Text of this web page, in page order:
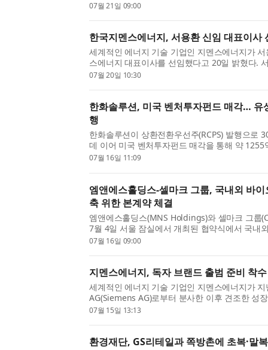
위한 업무협약을 체결했다고 밝혔다. 디컴포지
07월 21일 09:00
한국지멘스에너지, 서용환 신임 대표이사
세계적인 에너지 기술 기업인 지멘스에너지가
스에너지 대표이사를 선임했다고 20일 밝혔다.
으로 한국지멘스에너지의 사업을 총괄하며 회사
07월 20일 10:30
한화솔루션, 미국 벤처투자펀드 매각… 유
행
한화솔루션이 상환전환우선주(RCPS) 발행으로
데 이어 미국 벤처투자펀드 매각을 통해 약 1255
했다. 유상증자와 병행해 자구안을 신속히 추진
07월 16일 11:09
엠앤에스홀딩스-셀마크 그룹, 국내외 바
축 위한 본계약 체결
엠앤에스홀딩스(MNS Holdings)와 셀마크 그룹
7월 4일 서울 잠실에서 개최된 협약식에서 국내
확대와 안정적인 친환경 연료 공급망 구축을 위
07월 16일 09:00
지멘스에너지, 독자 브랜드 출범 준비 착수
세계적인 에너지 기술 기업인 지멘스에너지가
AG(Siemens AG)로부터 분사한 이후 견조한 성
독자 브랜드 출범을 위한 준비에 본격 착수한다.
07월 15일 13:13
환경재단, GS리테일과 쪽방촌에 초복·말